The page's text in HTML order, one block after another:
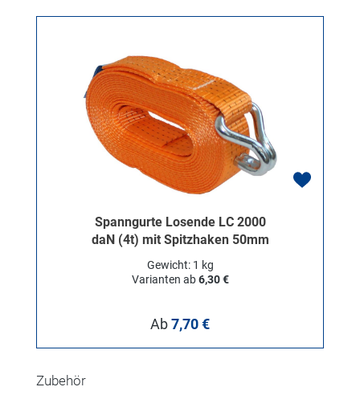
Spanngurte Losende LC 2000
daN (4t) mit Spitzhaken 50mm
Gewicht: 1 kg
Varianten ab6,30 €
Regulärer Preis:
Ab7,70 €
Produktgalerie überspringen
Zubehör